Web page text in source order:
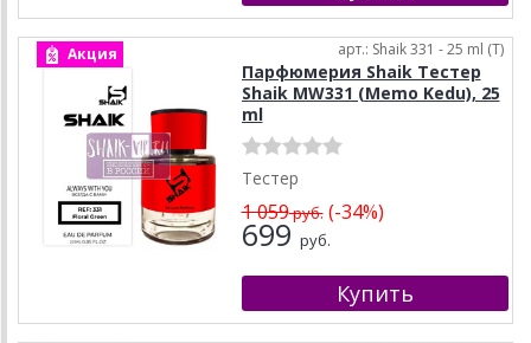
Акция арт.: Shaik 331 - 25 ml (T)
Парфюмерия Shaik Тестер
Shaik MW331 (Memo Kedu), 25
ml
Тестер
1 059руб.(-34%)
699 руб.